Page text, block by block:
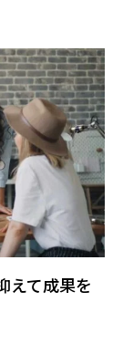
えて成果を